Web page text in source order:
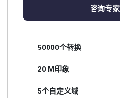
咨询专家
50000个转换
20 M印象
5个自定义域